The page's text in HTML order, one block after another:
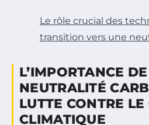
Le rôle crucial des
transition vers une
L’IMPORTANCE
NEUTRALITÉ
LUTTE CONTRE
CLIMATIQUE